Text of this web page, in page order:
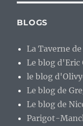
BLOGS
La Taverne
Le blog d'Eric
le blog
Le blog de
Le blog de
Parigot-